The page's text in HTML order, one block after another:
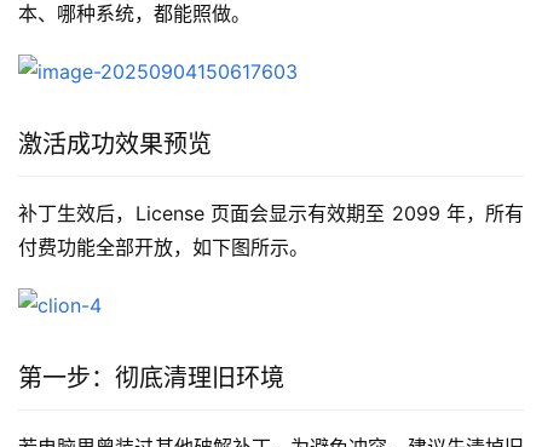
本、哪种系统，都能照做。
激活成功效果预览
补丁生效后，License 页面会显示有效期至 2099 年，所有
付费功能全部开放，如下图所示。
第一步：彻底清理旧环境